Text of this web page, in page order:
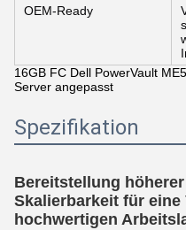
OEM-Ready
16GB FC Dell PowerVault
Server angepasst
Spezifikation
Bereitstellung
Skalierbarkeit für eine
hochwertigen